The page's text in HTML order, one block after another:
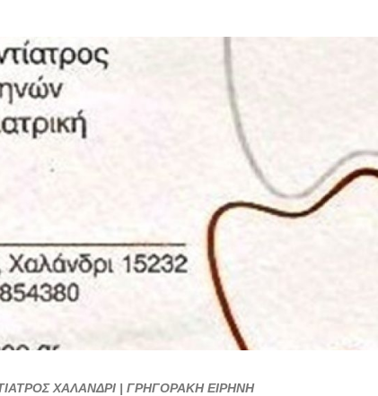
ΧΑΛΑΝΔΡΙ | ΓΡΗΓΟΡΑΚΗ ΕΙΡΗΝΗ